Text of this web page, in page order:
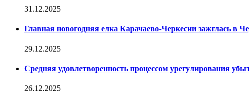
31.12.2025
Главная новогодняя елка Карачаево-Черкесии зажглась в
29.12.2025
Средняя удовлетворенность процессом урегулирования
26.12.2025